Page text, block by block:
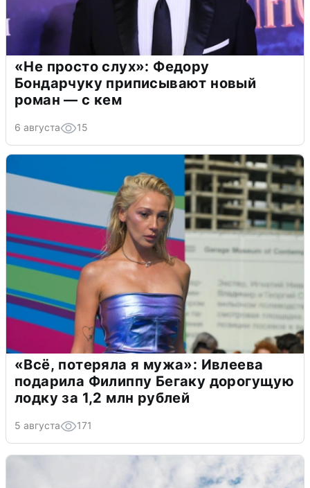
«Не просто слух»: Федору
Бондарчуку приписывают новый
роман — с кем
6 августа 15
«Всё, потеряла я мужа»: Ивлеева
подарила Филиппу Бегаку дорогущую
лодку за 1,2 млн рублей
5 августа 171